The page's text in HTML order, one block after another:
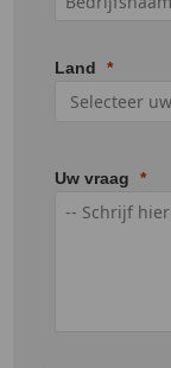
Land
Uw vraag